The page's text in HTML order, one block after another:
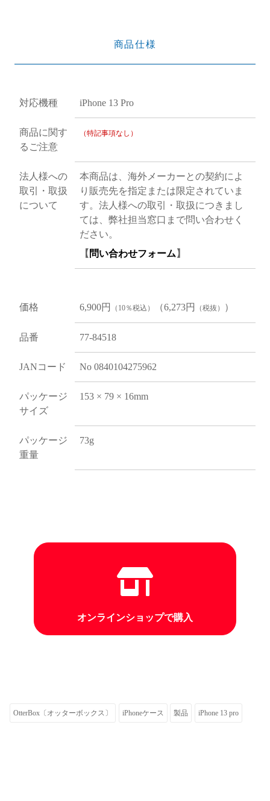
商品仕様
対応機種 iPhone 13 Pro
商品に関す
るご注意
（特記事項なし）
法人様への
取引・取扱
について
本商品は、海外メーカーとの契約によ
り販売先を指定または限定されていま
す。法人様への取引・取扱につきまし
ては、弊社担当窓口まで問い合わせく
ださい。
【 問い合わせフォーム】
価格 6,900円 （10％税込） （6,273円 （税抜） ）
品番 77-84518
JANコード No 0840104275962
パッケージ
サイズ
153 × 79 × 16mm
パッケージ
重量
73g
オンラインショップで購入
OtterBox〔オッターボックス〕 iPhoneケース 製品 iPhone 13 pro